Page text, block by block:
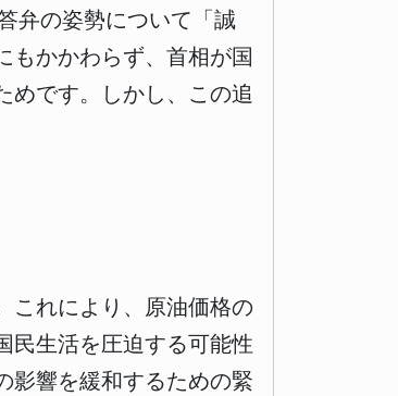
弁の姿勢について「誠
もかかわらず、首相が国
めです。しかし、この追
これにより、原油価格の
民生活を圧迫する可能性
影響を緩和するための緊